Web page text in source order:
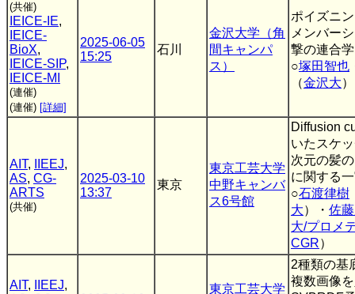
(共催)
IEICE-IE,
IEICE-
BioX,
IEICE-SIP,
IEICE-MI
(連催)
(連催) [詳細]
2025-06-05
15:25
石川
金沢大学（角
間キャンパ
ス）
ポイズニ
メンバー
撃の連合
○塚田智也
（金沢大）
AIT, IIEEJ,
AS, CG-
ARTS
(共催)
2025-03-10
13:37
東京
東京工芸大学
中野キャンバ
ス6号館
Diffusion
いたスケ
次元の髪
に関する
○石渡律樹
大）・ 佐
大/プロメ
CGR）
AIT, IIEEJ,
東京工芸大学
2種類の基
複数画像